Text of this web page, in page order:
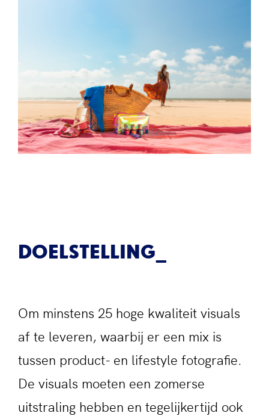
DOELSTELLING
Om minstens 25 hoge kwaliteit visuals
af te leveren, waarbij er een mix is
tussen product- en lifestyle fotografie.
De visuals moeten een zomerse
uitstraling hebben en tegelijkertijd ook